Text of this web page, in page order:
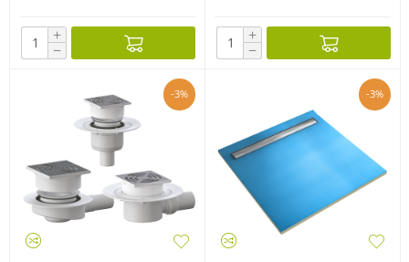
+
−
+
−
-3% -3%